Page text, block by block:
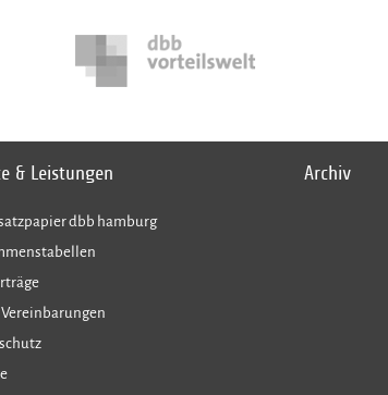
& Leistungen
dbb hamburg
Vereinbarungen
Archiv